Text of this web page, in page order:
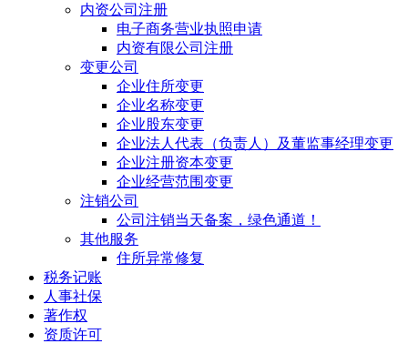
内资公司注册
电子商务营业执照申请
内资有限公司注册
变更公司
企业住所变更
企业名称变更
企业股东变更
企业法人代表（负责人）及董监事经理变更
企业注册资本变更
企业经营范围变更
注销公司
公司注销当天备案，绿色通道！
其他服务
住所异常修复
税务记账
人事社保
著作权
资质许可